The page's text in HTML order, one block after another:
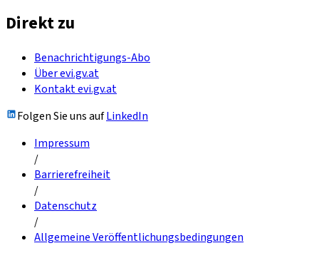
Direkt zu
Benachrichtigungs-Abo
Über evi.gv.at
Kontakt evi.gv.at
Folgen Sie uns aufLinkedIn
Impressum
/
Barrierefreiheit
/
Datenschutz
/
Allgemeine Veröffentlichungsbedingungen